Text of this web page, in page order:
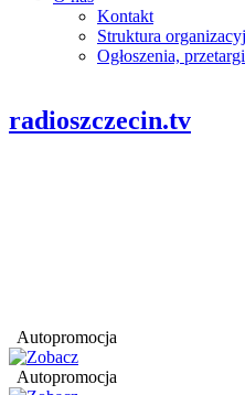
Kontakt
Struktura
Ogłoszenia, przetargi
radioszczecin.tv
Autopromocja
Autopromocja